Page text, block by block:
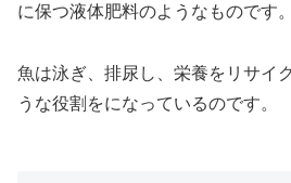
に保つ液体肥料のようなものです。
魚は泳ぎ、排尿し、栄養をリサイ
うな役割をになっているのです。